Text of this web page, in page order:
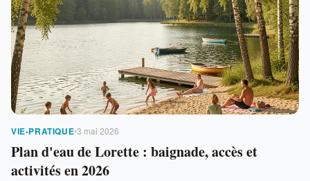
VIE-PRATIQUE 3 mai 2026
Plan d'eau de Lorette : baignade, accès et
activités en 2026